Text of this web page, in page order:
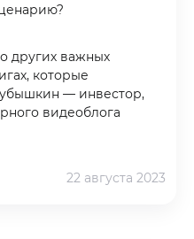
других важных
которые
— инвестор,
видеоблога
22 августа 2023